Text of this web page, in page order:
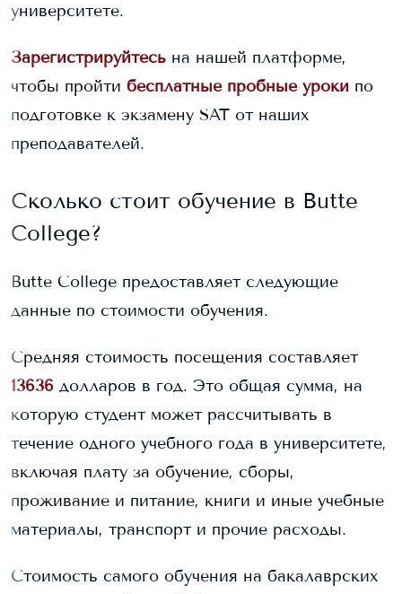
университете.
Зарегистрируйтесь на нашей платформе,
чтобы пройти бесплатные пробные уроки по
подготовке к экзамену SAT от наших
преподавателей.
Сколько стоит обучение в Butte
College?
Butte College предоставляет следующие
данные по стоимости обучения.
Средняя стоимость посещения составляет
13636 долларов в год. Это общая сумма, на
которую студент может рассчитывать в
течение одного учебного года в университете,
включая плату за обучение, сборы,
проживание и питание, книги и иные учебные
материалы, транспорт и прочие расходы.
Стоимость самого обучения на бакалаврских